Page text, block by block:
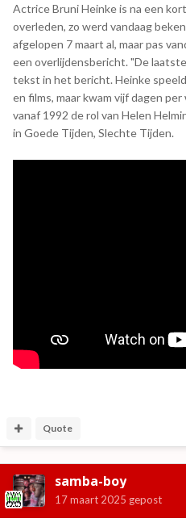
Actrice Bruni Heinke is na een
overleden, zo werd vandaag
afgelopen 7 maart al, maar pas
een overlijdensbericht. "De
tekst in het bericht. Heinke
en films, maar kwam vijf dagen
vanaf 1992 de rol van Helen
in Goede Tijden, Slechte Tijden.
Quote
samba-boy
17 maart 2025 gepost